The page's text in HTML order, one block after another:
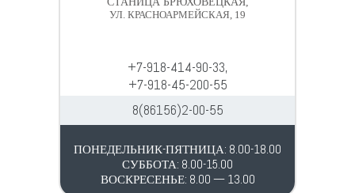
УЛ. КРАСНОАРМЕЙСКАЯ, 19
+7-918-414-90-33,
+7-918-45-200-55
8(86156)2-00-55
ПОНЕДЕЛЬНИК-ПЯТНИЦА: 8.00-18.00
СУББОТА: 8.00-15.00
ВОСКРЕСЕНЬЕ: 8.00 — 13.00